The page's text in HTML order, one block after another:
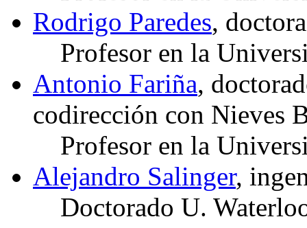
Rodrigo Paredes,
Profesor en la
Antonio Fariña,
codirección con Nieves
Profesor en la
Alejandro Salinger,
Doctorado U.